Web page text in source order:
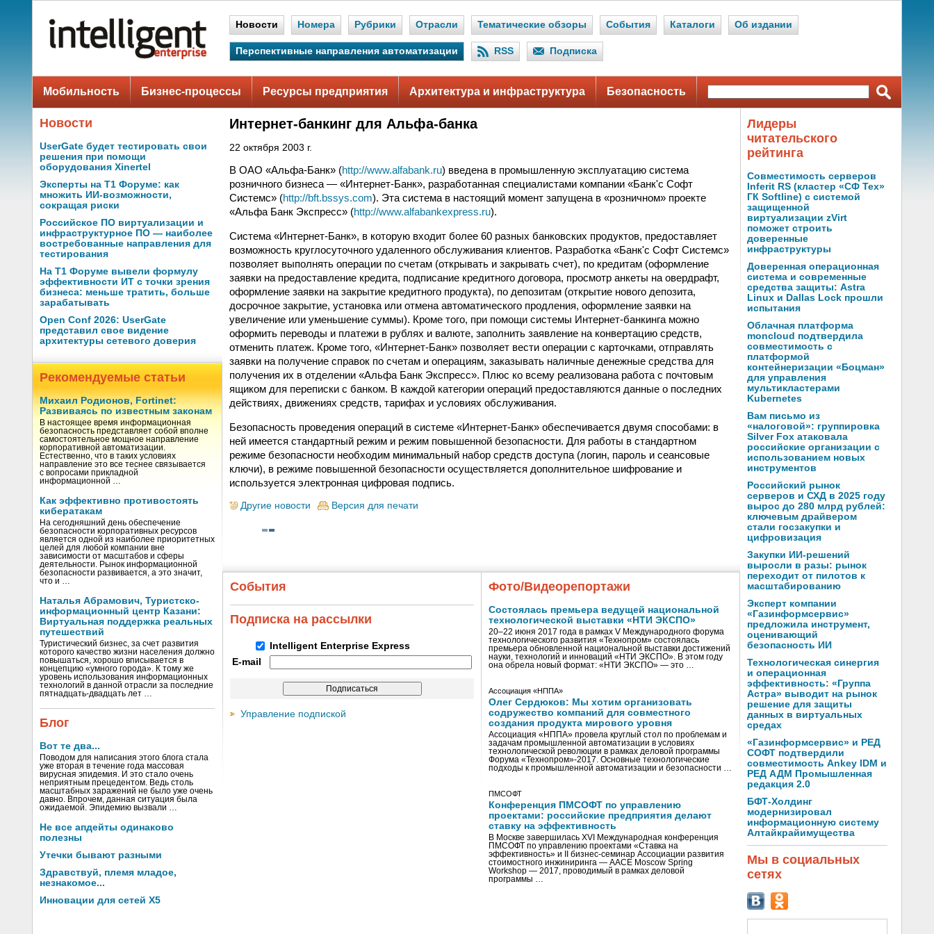
Новости Номера Рубрики Отрасли Тематические обзоры События Каталоги Об издании
Перспективные направления автоматизации RSS Подписка
Мобильность Бизнес-процессы Ресурсы предприятия Архитектура и инфраструктура Безопасность
Новости
UserGate будет тестировать свои
решения при помощи
оборудования Xinertel
Эксперты на Т1 Форуме: как
множить ИИ-возможности,
сокращая риски
Российское ПО виртуализации и
инфраструктурное ПО — наиболее
востребованные направления для
тестирования
На Т1 Форуме вывели формулу
эффективности ИТ с точки зрения
бизнеса: меньше тратить, больше
зарабатывать
Open Conf 2026: UserGate
представил свое видение
архитектуры сетевого доверия
Рекомендуемые статьи
Михаил Родионов, Fortinet:
Развиваясь по известным законам
В настоящее время информационная
безопасность представляет собой вполне
самостоятельное мощное направление
корпоративной автоматизации.
Естественно, что в таких условиях
направление это все теснее связывается
с вопросами прикладной
информационной …
Как эффективно противостоять
кибератакам
На сегодняшний день обеспечение
безопасности корпоративных ресурсов
является одной из наиболее приоритетных
целей для любой компании вне
зависимости от масштабов и сферы
деятельности. Рынок информационной
безопасности развивается, а это значит,
что и …
Наталья Абрамович, Туристско-
информационный центр Казани:
Виртуальная поддержка реальных
путешествий
Туристический бизнес, за счет развития
которого качество жизни населения должно
повышаться, хорошо вписывается в
концепцию «умного города». К тому же
уровень использования информационных
технологий в данной отрасли за последние
пятнадцать-двадцать лет …
Блог
Вот те два...
Поводом для написания этого блога стала
уже вторая в течение года массовая
вирусная эпидемия. И это стало очень
неприятным прецедентом. Ведь столь
масштабных заражений не было уже очень
давно. Впрочем, данная ситуация была
ожидаемой. Эпидемию вызвали …
Не все апдейты одинаково
полезны
Утечки бывают разными
Здравствуй, племя младое,
незнакомое...
Инновации для сетей X5
Интернет-банкинг для Альфа-банка
22 октября 2003 г.
В ОАО «Альфа-Банк» (http://www.alfabank.ru) введена в промышленную эксплуатацию система
розничного бизнеса — «Интернет-Банк», разработанная специалистами компании «Банк'c Софт
Системс» (http://bft.bssys.com). Эта система в настоящий момент запущена в «розничном» проекте
«Альфа Банк Экспресс» (http://www.alfabankexpress.ru).
Система «Интернет-Банк», в которую входит более 60 разных банковских продуктов, предоставляет
возможность круглосуточного удаленного обслуживания клиентов. Разработка «Банк'c Софт Системс»
позволяет выполнять операции по счетам (открывать и закрывать счет), по кредитам (оформление
заявки на предоставление кредита, подписание кредитного договора, просмотр анкеты на овердрафт,
оформление заявки на закрытие кредитного продукта), по депозитам (открытие нового депозита,
досрочное закрытие, установка или отмена автоматического продления, оформление заявки на
увеличение или уменьшение суммы). Кроме того, при помощи системы Интернет-банкинга можно
оформить переводы и платежи в рублях и валюте, заполнить заявление на конвертацию средств,
отменить платеж. Кроме того, «Интернет-Банк» позволяет вести операции с карточками, отправлять
заявки на получение справок по счетам и операциям, заказывать наличные денежные средства для
получения их в отделении «Альфа Банк Экспресс». Плюс ко всему реализована работа с почтовым
ящиком для переписки с банком. В каждой категории операций предоставляются данные о последних
действиях, движениях средств, тарифах и условиях обслуживания.
Безопасность проведения операций в системе «Интернет-Банк» обеспечивается двумя способами: в
ней имеется стандартный режим и режим повышенной безопасности. Для работы в стандартном
режиме безопасности необходим минимальный набор средств доступа (логин, пароль и сеансовые
ключи), в режиме повышенной безопасности осуществляется дополнительное шифрование и
используется электронная цифровая подпись.
Другие новости Версия для печати
События
Подписка на рассылки
Intelligent Enterprise Express
E-mail
Управление подпиской
Фото/Видеорепортажи
Состоялась премьера ведущей национальной
технологической выставки «НТИ ЭКСПО»
20–22 июня 2017 года в рамках V Международного форума
технологического развития «Технопром» состоялась
премьера обновленной национальной выставки достижений
науки, технологий и инноваций «НТИ ЭКСПО». В этом году
она обрела новый формат: «НТИ ЭКСПО» — это …
Ассоциация «НППА»
Олег Сердюков: Мы хотим организовать
содружество компаний для совместного
создания продукта мирового уровня
Ассоциация «НППА» провела круглый стол по проблемам и
задачам промышленной автоматизации в условиях
технологической революции в рамках деловой программы
Форума «Технопром»-2017. Основные технологические
подходы к промышленной автоматизации и безопасности …
ПМСОФТ
Конференция ПМСОФТ по управлению
проектами: российские предприятия делают
ставку на эффективность
В Москве завершилась XVI Международная конференция
ПМСОФТ по управлению проектами «Ставка на
эффективность» и II бизнес-семинар Ассоциации развития
стоимостного инжиниринга — AACE Moscow Spring
Workshop — 2017, проводимый в рамках деловой
программы …
Лидеры
читательского
рейтинга
Совместимость серверов
Inferit RS (кластер «СФ Тех»
ГК Softline) с системой
защищенной
виртуализации zVirt
поможет строить
доверенные
инфраструктуры
Доверенная операционная
система и современные
средства защиты: Astra
Linux и Dallas Lock прошли
испытания
Облачная платформа
moncloud подтвердила
совместимость с
платформой
контейнеризации «Боцман»
для управления
мультикластерами
Kubernetes
Вам письмо из
«налоговой»: группировка
Silver Fox атаковала
российские организации с
использованием новых
инструментов
Российский рынок
серверов и СХД в 2025 году
вырос до 280 млрд рублей:
ключевым драйвером
стали госзакупки и
цифровизация
Закупки ИИ-решений
выросли в разы: рынок
переходит от пилотов к
масштабированию
Эксперт компании
«Газинформсервис»
предложила инструмент,
оценивающий
безопасность ИИ
Технологическая синергия
и операционная
эффективность: «Группа
Астра» выводит на рынок
решение для защиты
данных в виртуальных
средах
«Газинформсервис» и РЕД
СОФТ подтвердили
совместимость Ankey IDM и
РЕД АДМ Промышленная
редакция 2.0
БФТ-Холдинг
модернизировал
информационную систему
Алтайкрайимущества
Мы в социальных
сетях